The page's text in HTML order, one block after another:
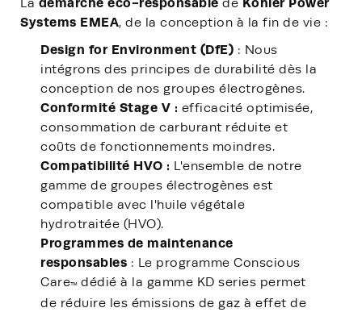
La de
Systems EMEA, de la conception à la fin de vie :
Design for Environment (DfE) : Nous
intégrons des principes de durabilité dès la
conception de nos groupes électrogènes.
Conformité Stage V : efficacité optimisée,
consommation de carburant réduite et
coûts de fonctionnements moindres.
Compatibilité HVO : L'ensemble de notre
gamme de groupes électrogènes est
compatible avec l'huile végétale
hydrotraitée (HVO).
Programmes de maintenance
responsables : Le programme Conscious
Care™ dédié à la gamme KD series permet
de réduire les émissions de gaz à effet de